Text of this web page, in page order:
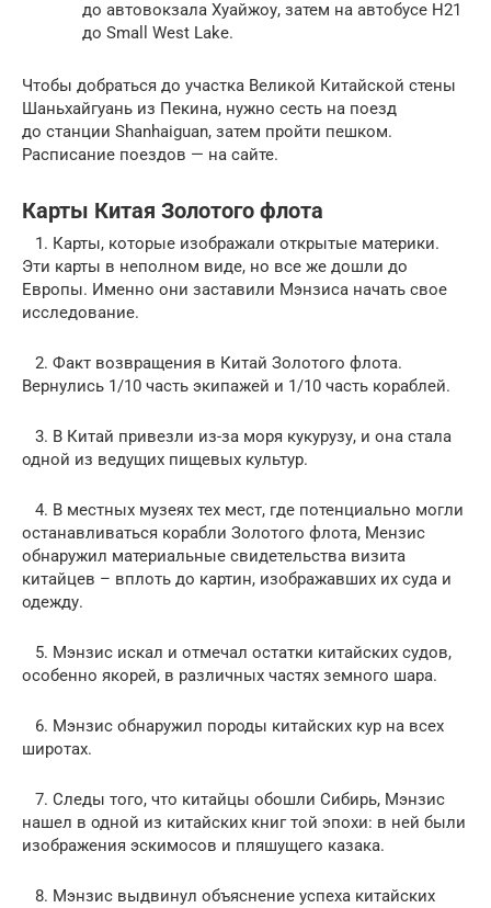
до автовокзала Хуайжоу, затем на автобусе H21
до Small West Lake.
Чтобы добраться до участка Великой Китайской стены
Шаньхайгуань из Пекина, нужно сесть на поезд
до станции Shanhaiguan, затем пройти пешком.
Расписание поездов — на сайте.
Карты Китая Золотого флота
1. Карты, которые изображали открытые материки.
Эти карты в неполном виде, но все же дошли до
Европы. Именно они заставили Мэнзиса начать свое
исследование.
2. Факт возвращения в Китай Золотого флота.
Вернулись 1/10 часть экипажей и 1/10 часть кораблей.
3. В Китай привезли из-за моря кукурузу, и она стала
одной из ведущих пищевых культур.
4. В местных музеях тех мест, где потенциально могли
останавливаться корабли Золотого флота, Мензис
обнаружил материальные свидетельства визита
китайцев – вплоть до картин, изображавших их суда и
одежду.
5. Мэнзис искал и отмечал остатки китайских судов,
особенно якорей, в различных частях земного шара.
6. Мэнзис обнаружил породы китайских кур на всех
широтах.
7. Следы того, что китайцы обошли Сибирь, Мэнзис
нашел в одной из китайских книг той эпохи: в ней были
изображения эскимосов и пляшущего казака.
8. Мэнзис выдвинул объяснение успеха китайских